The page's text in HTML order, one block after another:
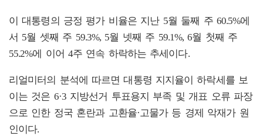
이 대통령의 긍정 평가 비율은 지난 5월 둘째 주 60.5%에
서 5월 셋째 주 59.3%, 5월 넷째 주 59.1%, 6월 첫째 주
55.2%에 이어 4주 연속 하락하는 추세이다.
리얼미터의 분석에 따르면 대통령 지지율이 하락세를 보
이는 것은 6·3 지방선거 투표용지 부족 및 개표 오류 파장
으로 인한 정국 혼란과 고환율·고물가 등 경제 악재가 원
인이다.